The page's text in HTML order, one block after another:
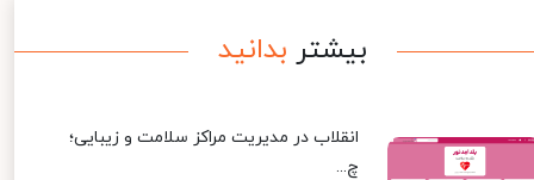
بیشتر بدانید
انقلاب در مدیریت مراکز سلامت و زیبایی؛
چ...